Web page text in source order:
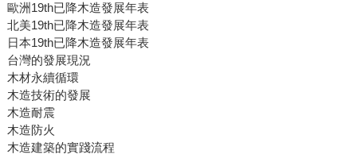
歐洲19th已降木造發展年表
北美19th已降木造發展年表
日本19th已降木造發展年表
台灣的發展現況
木材永續循環
木造技術的發展
木造耐震
木造防火
木造建築的實踐流程